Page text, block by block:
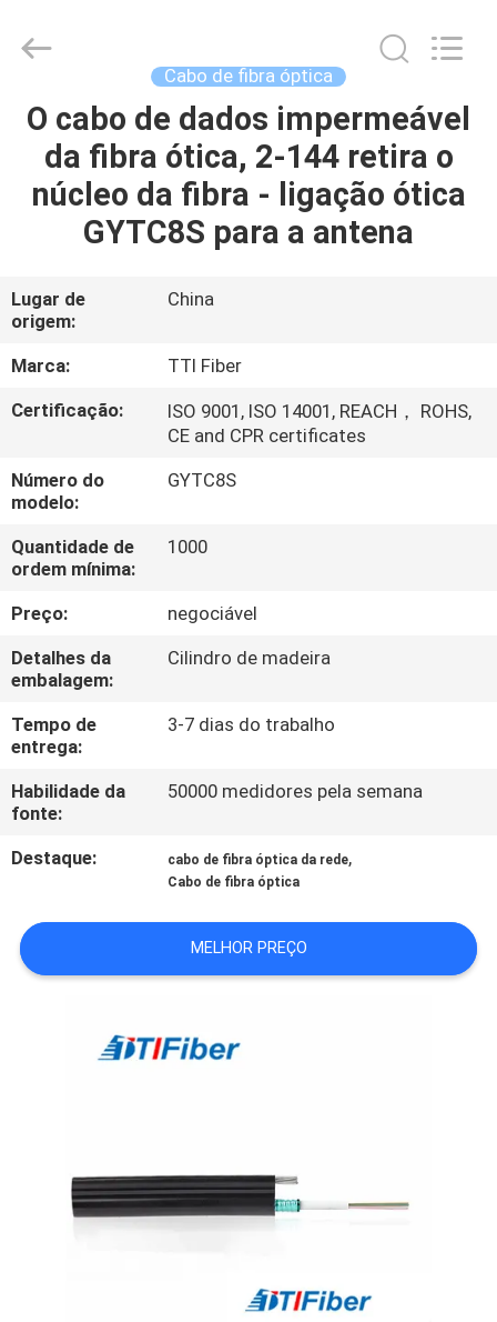
CASA
PRODUTOS
NÓS
EXCURSÃO
DA
CONTROLE
DA
CONTACTE-
NOS
UMAS
CITAÇÕES
MAPA
DO
PRIVACY
Communication
Tech.
Rights
Reserved.
Cabo de fibra óptica
O cabo de dados impermeável
da fibra ótica, 2-144 retira o
núcleo da fibra - ligação ótica
GYTC8S para a antena
Lugar de
origem:
China
Marca:
TTI Fiber
Certificação:
ISO 9001, ISO 14001, REACH， ROHS,
CE and CPR certificates
Número do
modelo:
GYTC8S
Quantidade de
ordem mínima:
1000
Preço:
negociável
Detalhes da
embalagem:
Cilindro de madeira
Tempo de
entrega:
3-7 dias do trabalho
Habilidade da
fonte:
50000 medidores pela semana
Destaque: cabo de fibra óptica da rede,
Cabo de fibra óptica
MELHOR PREÇO